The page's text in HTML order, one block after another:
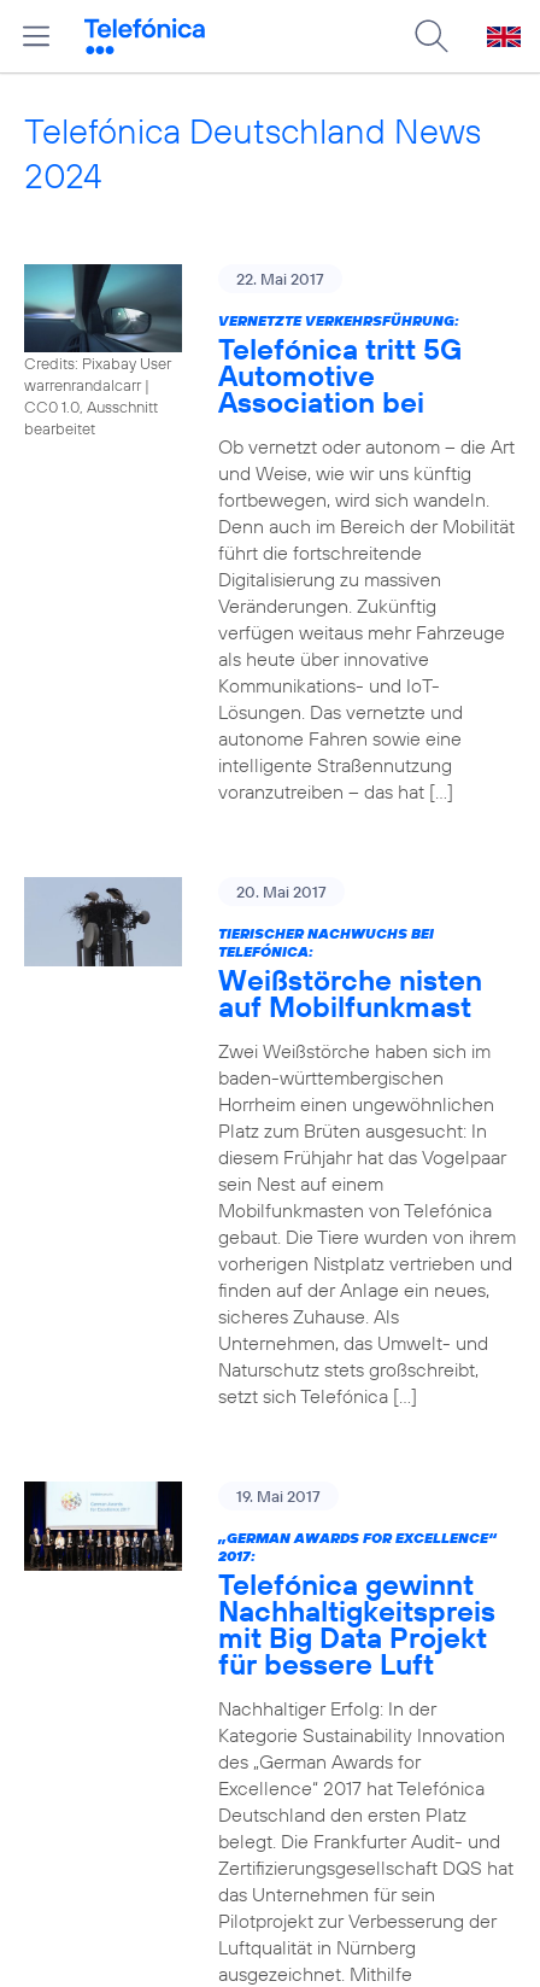
Telefónica Deutschland News
2024
Credits: Pixabay User
warrenrandalcarr|
CC0 1.0, Ausschnitt
bearbeitet
22. Mai 2017
VERNETZTE VERKEHRSFÜHRUNG:
Telefónica tritt 5G
Automotive
Association bei
Ob vernetzt oder autonom – die Art
und Weise, wie wir uns künftig
fortbewegen, wird sich wandeln.
Denn auch im Bereich der Mobilität
führt die fortschreitende
Digitalisierung zu massiven
Veränderungen. Zukünftig
verfügen weitaus mehr Fahrzeuge
als heute über innovative
Kommunikations- und IoT-
Lösungen. Das vernetzte und
autonome Fahren sowie eine
intelligente Straßennutzung
voranzutreiben – das hat […]
20. Mai 2017
TIERISCHER NACHWUCHS BEI
TELEFÓNICA:
Weißstörche nisten
auf Mobilfunkmast
Zwei Weißstörche haben sich im
baden-württembergischen
Horrheim einen ungewöhnlichen
Platz zum Brüten ausgesucht: In
diesem Frühjahr hat das Vogelpaar
sein Nest auf einem
Mobilfunkmasten von Telefónica
gebaut. Die Tiere wurden von ihrem
vorherigen Nistplatz vertrieben und
finden auf der Anlage ein neues,
sicheres Zuhause. Als
Unternehmen, das Umwelt- und
Naturschutz stets großschreibt,
setzt sich Telefónica […]
19. Mai 2017
„GERMAN AWARDS FOR EXCELLENCE“
2017:
Telefónica gewinnt
Nachhaltigkeitspreis
mit Big Data Projekt
für bessere Luft
Nachhaltiger Erfolg: In der
Kategorie Sustainability Innovation
des „German Awards for
Excellence“ 2017 hat Telefónica
Deutschland den ersten Platz
belegt. Die Frankfurter Audit- und
Zertifizierungsgesellschaft DQS hat
das Unternehmen für sein
Pilotprojekt zur Verbesserung der
Luftqualität in Nürnberg
ausgezeichnet. Mithilfe